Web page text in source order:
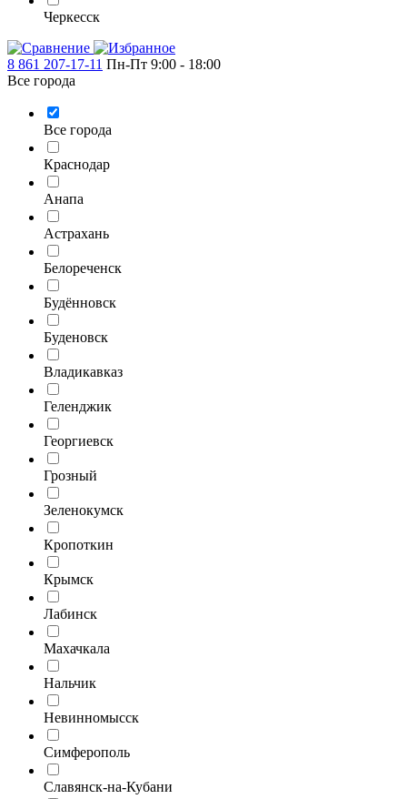
Черкесск
8 861 207-17-11 Пн-Пт 9:00 - 18:00
Все города
Все города
Краснодар
Анапа
Астрахань
Белореченск
Будённовск
Буденовск
Владикавказ
Геленджик
Георгиевск
Грозный
Зеленокумск
Кропоткин
Крымск
Лабинск
Махачкала
Нальчик
Невинномысск
Симферополь
Славянск-на-Кубани